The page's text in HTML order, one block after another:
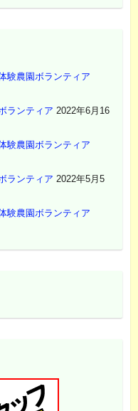
験農園ボランティア
ランティア 2022年6月16
験農園ボランティア
ランティア 2022年5月5
験農園ボランティア